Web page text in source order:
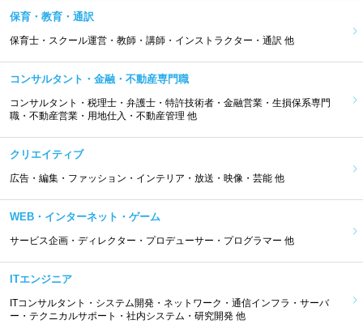
保育・教育・通訳
保育士・スクール運営・教師・講師・インストラクター・通訳 他
コンサルタント・金融・不動産専門職
コンサルタント・税理士・弁護士・特許技術者・金融営業・生損保系専門
職・不動産営業・用地仕入・不動産管理 他
クリエイティブ
広告・編集・ファッション・インテリア・放送・映像・芸能 他
WEB・インターネット・ゲーム
サービス企画・ディレクター・プロデューサー・プログラマー 他
ITエンジニア
ITコンサルタント・システム開発・ネットワーク・通信インフラ・サーバ
ー・テクニカルサポート・社内システム・研究開発 他